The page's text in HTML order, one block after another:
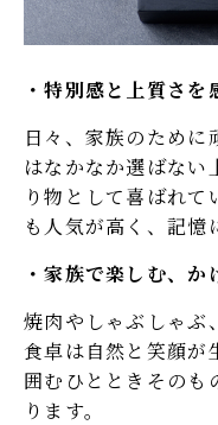
特別感と上質さを
日々、家族のために
はなかなか選ばない
り物として喜ばれて
も人気が高く、記憶
家族で楽しむ、か
焼肉やしゃぶしゃぶ
食卓は自然と笑顔が
囲むひとときそのも
ります。